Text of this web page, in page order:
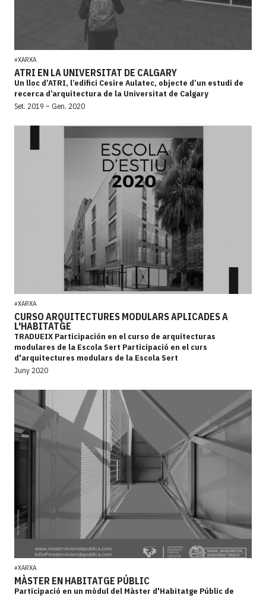
#XARXA
ATRI EN LA UNIVERSITAT DE CALGARY
Un lloc d’ATRI, l’edifici Cesire Aulatec, objecte d’un estudi de
recerca d’arquitectura de la Universitat de Calgary
Set. 2019 – Gen. 2020
#XARXA
CURSO ARQUITECTURES MODULARS APLICADES A
L'HABITATGE
TRADUEIX Participación en el curso de arquitecturas
modulares de la Escola Sert Participació en el curs
d'arquitectures modulars de la Escola Sert
Juny 2020
#XARXA
MÀSTER EN HABITATGE PÚBLIC
Participació en un mòdul del Màster d'Habitatge Públic de